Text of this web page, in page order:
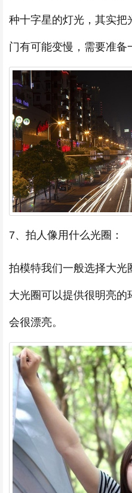
种十字星的灯光，其实把
门有可能变慢，需要准备
7、拍人像用什么光圈：
拍模特我们一般选择大光
大光圈可以提供很明亮
会很漂亮。